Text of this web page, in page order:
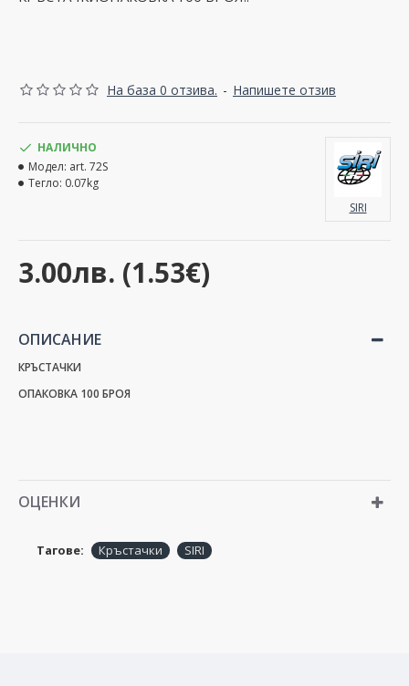
На база 0 отзива. - Напишете отзив
3.00лв. (1.53€)
НАЛИЧНО
Модел: art. 72S
Тегло: 0.07kg
SIRI
ОПИСАНИЕ
КРЪСТАЧКИ
ОПАКОВКА 100 БРОЯ
ОЦЕНКИ
Тагове: Кръстачки SIRI